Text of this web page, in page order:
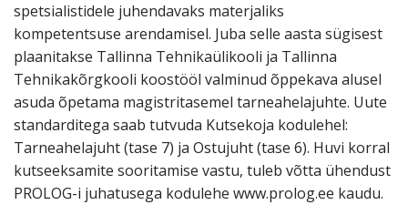
spetsialistidele juhendavaks materjaliks
kompetentsuse arendamisel. Juba selle aasta sügisest
plaanitakse Tallinna Tehnikaülikooli ja Tallinna
Tehnikakõrgkooli koostööl valminud õppekava alusel
asuda õpetama magistritasemel tarneahelajuhte. Uute
standarditega saab tutvuda Kutsekoja kodulehel:
Tarneahelajuht (tase 7) ja Ostujuht (tase 6). Huvi korral
kutseeksamite sooritamise vastu, tuleb võtta ühendust
PROLOG-i juhatusega kodulehe www.prolog.ee kaudu.